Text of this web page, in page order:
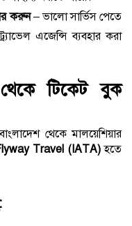
করুন– ভালো সার্ভিস পেতে
এজেন্সি ব্যবহার করা
টিকেট বুক
থেকে মালয়েশিয়ার
Travel (IATA)হতে